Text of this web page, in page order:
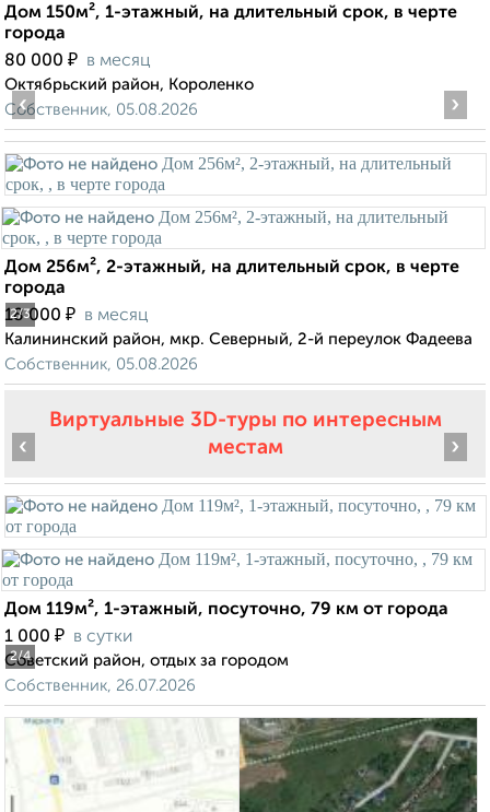
Дом 150м², 1-этажный, на длительный срок, в черте
города
80 000 ₽ в месяц
Октябрьский район, Короленко
Собственник, 05.08.2026
2/3
‹ ›
Дом 256м², 2-этажный, на длительный срок, в черте
города
18 000 ₽ в месяц
Калининский район, мкр. Северный, 2-й переулок Фадеева
Собственник, 05.08.2026
Виртуальные 3D-туры по интересным
местам
2/4
‹ ›
Дом 119м², 1-этажный, посуточно, 79 км от города
1 000 ₽ в сутки
Советский район, отдых за городом
Собственник, 26.07.2026